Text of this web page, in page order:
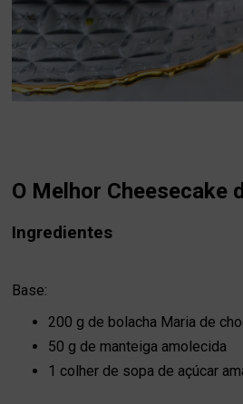
O Melhor Cheesecake
Ingredientes
Base:
200 g de bolacha Maria de
50 g de manteiga amolecida
1 colher de sopa de açúcar